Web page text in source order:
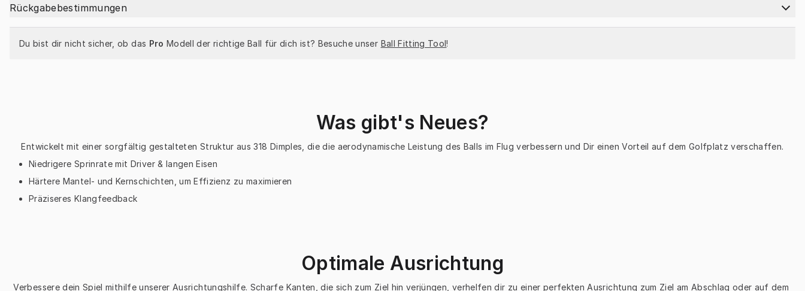
Rückgabebestimmungen
Du bist dir nicht sicher, ob das Pro Modell der richtige Ball für dich ist? Besuche unser Ball Fitting Tool!
Was gibt's Neues?
Entwickelt mit einer sorgfältig gestalteten Struktur aus 318 Dimples, die die aerodynamische Leistung des Balls im Flug verbessern und Dir einen Vorteil auf dem Golfplatz verschaffen.
Niedrigere Sprinrate mit Driver & langen Eisen
Härtere Mantel- und Kernschichten, um Effizienz zu maximieren
Präziseres Klangfeedback
Optimale Ausrichtung
Verbessere dein Spiel mithilfe unserer Ausrichtungshilfe. Scharfe Kanten, die sich zum Ziel hin verjüngen, verhelfen dir zu einer perfekten Ausrichtung zum Ziel am Abschlag oder auf dem